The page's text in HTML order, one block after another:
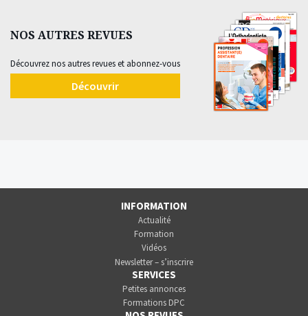
NOS AUTRES REVUES
Découvrez nos autres revues et abonnez-vous
Découvrir
INFORMATION
Actualité
Formation
Vidéos
Newsletter – s’inscrire
SERVICES
Petites annonces
Formations DPC